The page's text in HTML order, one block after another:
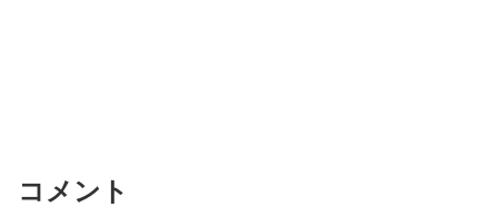
コメント